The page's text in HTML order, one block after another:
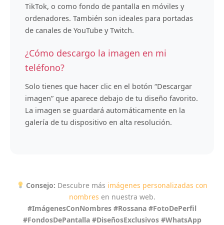
TikTok, o como fondo de pantalla en móviles y
ordenadores. También son ideales para portadas
de canales de YouTube y Twitch.
¿Cómo descargo la imagen en mi
teléfono?
Solo tienes que hacer clic en el botón “Descargar
imagen” que aparece debajo de tu diseño favorito.
La imagen se guardará automáticamente en la
galería de tu dispositivo en alta resolución.
Consejo: Descubre más imágenes personalizadas con
nombres en nuestra web.
#ImágenesConNombres #Rossana #FotoDePerfil
#FondosDePantalla #DiseñosExclusivos #WhatsApp